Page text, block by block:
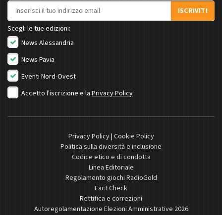
Indirizzo email
ISCRIVITI
Scegli le tue edizioni:
News Alessandria
News Pavia
Eventi Nord-Ovest
Accetto l'iscrizione e la Privacy Policy
Privacy Policy| Cookie Policy
Politica sulla diversità e inclusione
Codice etico e di condotta
Linea Editoriale
Regolamento giochi RadioGold
Fact Check
Rettifica e correzioni
Autoregolamentazione Elezioni Amministrative 2026